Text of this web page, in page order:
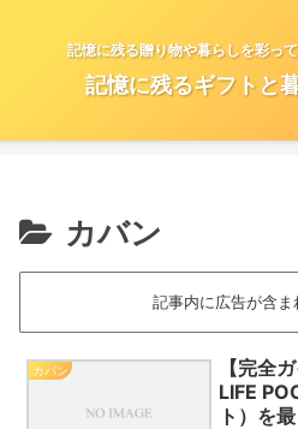
記憶に残る贈り物や暮らしを彩っ
記憶に残るギフトと
カバン
記事内に広告が含ま
カバン
【完全
LIFE
ト）を